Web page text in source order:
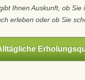
Ihnen Auskunft, ob
erleben oder ob Sie